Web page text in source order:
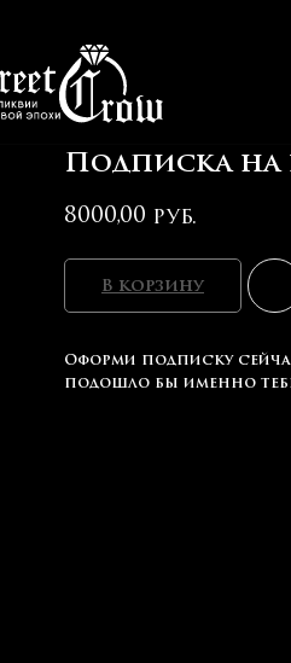
Подписка на
8000,00 руб.
В корзину
Оформи подписку
подошло бы именно